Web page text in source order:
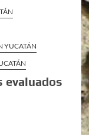
YUCATÁN
evaluados